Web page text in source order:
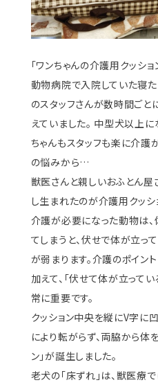
「ワンちゃんの介護用クッシ
動物病院で入院していた寝た
のスタッフさんが数時間ご
えていました。 中型犬以上に
ちゃんもスタッフも楽に介護
の悩みから…
獣医さんと親しいおふとん
し生まれたのが介護用クッシ
介護が必要になった動物は、
てしまうと、伏せで体が立
が弱まります。介護のポイン
加えて、「伏せて体が立って
常に重要です。
クッション中央を縦にV字に
により転がらず、両脇から体
ン」が誕生しました。
老犬の「床ずれ」は、獣医療